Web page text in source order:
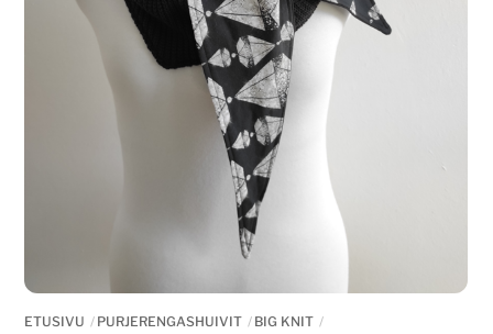
ETUSIVU PURJERENGASHUIVIT BIG KNIT